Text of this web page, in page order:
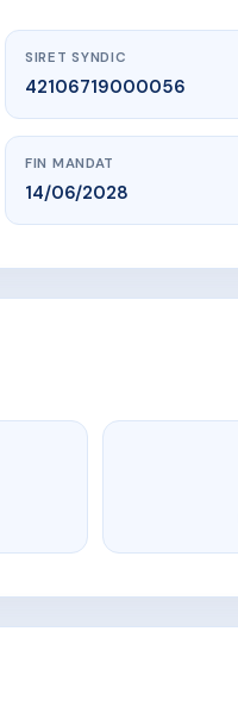
SIRET SYNDIC
42106719000056
FIN MANDAT
14/06/2028